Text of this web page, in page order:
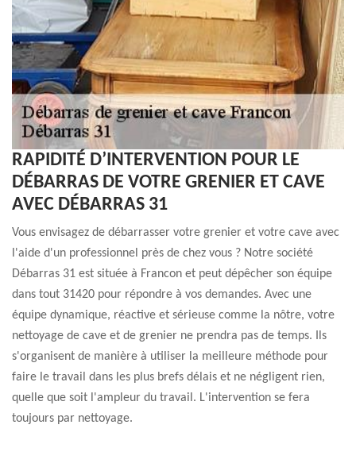
RAPIDITÉ D’INTERVENTION POUR LE
DÉBARRAS DE VOTRE GRENIER ET CAVE
AVEC DÉBARRAS 31
Vous envisagez de débarrasser votre grenier et votre cave avec
l'aide d'un professionnel près de chez vous ? Notre société
Débarras 31 est située à Francon et peut dépêcher son équipe
dans tout 31420 pour répondre à vos demandes. Avec une
équipe dynamique, réactive et sérieuse comme la nôtre, votre
nettoyage de cave et de grenier ne prendra pas de temps. Ils
s'organisent de manière à utiliser la meilleure méthode pour
faire le travail dans les plus brefs délais et ne négligent rien,
quelle que soit l'ampleur du travail. L'intervention se fera
toujours par nettoyage.